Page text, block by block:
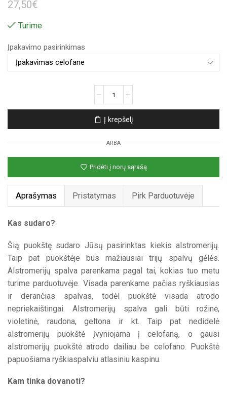
27,50€
Turime
Įpakavimo pasirinkimas
Alstromerijų
puokštė
spalvų)
Į krepšelį
ARBA
Pridėti į norų sąrašą
Aprašymas Pristatymas Pirk Parduotuvėje
Kas sudaro?
Šią puokštę sudaro Jūsų pasirinktas kiekis alstromerijų.
Taip pat puokštėje bus mažiausiai trijų spalvų gėlės.
Alstromerijų spalva parenkama pagal tai, kokias tuo metu
turime parduotuvėje. Visada parenkame pačias ryškiausias
ir derančias spalvas, todėl puokštė visada atrodo
nepriekaištingai. Alstromerijų spalva gali būti rožinė,
violetinė, raudona, geltona ir kt. Taip pat nedidelė
alstromerijų puokštė įvyniojama į celofaną, o gausi
alstromerijų puokštė atrodo dailiau be celofano. Puokštė
papuošiama ryškiaspalviu atlasiniu kaspinu.
Kam tinka dovanoti?